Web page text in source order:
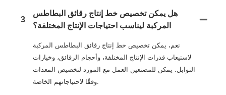
3
هل يمكن تخصيص خط إنتاج رقائق البطاطس
المركبة ليناسب احتياجات الإنتاج المختلفة؟
نعم، يمكن تخصيص خط إنتاج رقائق البطاطس المركبة
لاستيعاب قدرات الإنتاج المختلفة، وأحجام الرقائق، وخيارات
التوابل. يمكن للمصنعين العمل مع المورد لتخصيص المعدات